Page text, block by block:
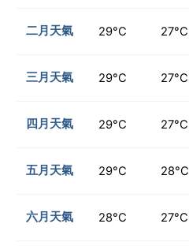
二月天氣 29°C 27°C
三月天氣 29°C 27°C
四月天氣 29°C 27°C
五月天氣 29°C 28°C
六月天氣 28°C 27°C